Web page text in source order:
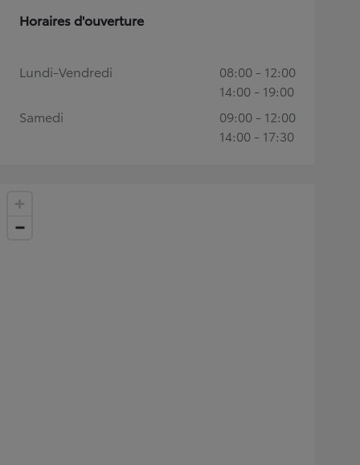
Horaires d'ouverture
Lundi-Vendredi
08:00 - 12:00
14:00 - 19:00
Samedi
09:00 - 12:00
14:00 - 17:30